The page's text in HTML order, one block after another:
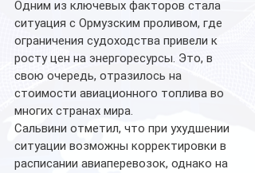
Одним из ключевых факторов стала
ситуация с Ормузским проливом, где
ограничения судоходства привели к
росту цен на энергоресурсы. Это, в
свою очередь, отразилось на
стоимости авиационного топлива во
многих странах мира.
Сальвини отметил, что при ухудшении
ситуации возможны корректировки в
расписании авиаперевозок, однако на